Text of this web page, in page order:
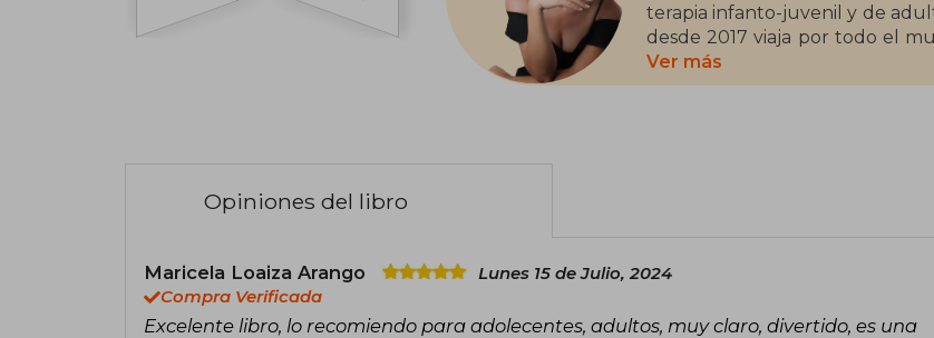
terapia infanto-juvenil y de
desde 2017 viaja por todo el
canales en redes sociales
sus cientos de miles de
Ver más
Opiniones del libro
Maricela Loaiza Arango
Lunes 15 de Julio, 2024
Compra Verificada
Excelente libro, lo recomiendo para adolecentes, adultos, muy claro, divertido, es una